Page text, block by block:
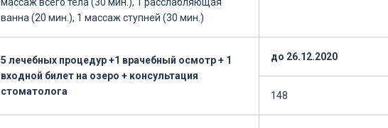
ванна (20 мин.), 1 массаж ступней (30 мин.)
5 лечебных процедур +1 врачебный осмотр + 1
входной билет на озеро + консультация
стоматолога
до 26.12.2020
148